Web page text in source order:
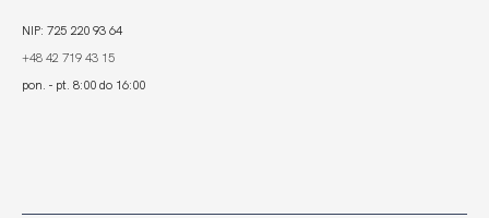
NIP: 725 220 93 64
+48 42 719 43 15
pon. - pt. 8:00 do 16:00